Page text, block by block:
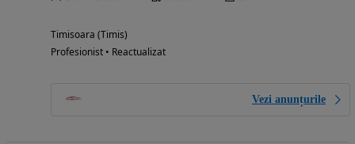
Timisoara (Timis)
Profesionist • Reactualizat
Vezi anunțurile